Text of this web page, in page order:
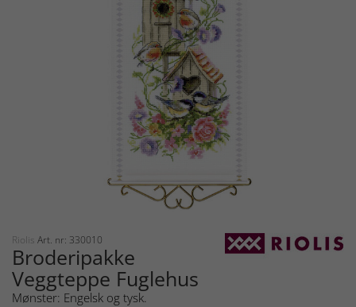
Riolis Art. nr: 330010
Broderipakke
Veggteppe Fuglehus
Mønster: Engelsk og tysk.